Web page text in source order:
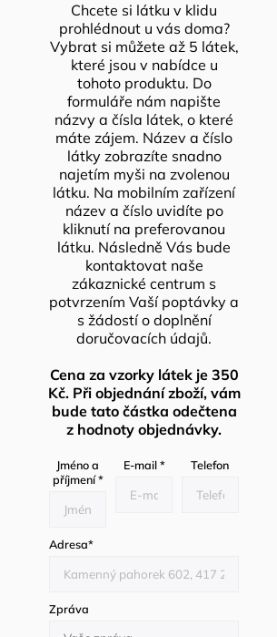
Chcete si látku v klidu
prohlédnout u vás doma?
Vybrat si můžete až 5 látek,
které jsou v nabídce u
tohoto produktu. Do
formuláře nám napište
názvy a čísla látek, o které
máte zájem. Název a číslo
látky zobrazíte snadno
najetím myši na zvolenou
látku. Na mobilním zařízení
název a číslo uvidíte po
kliknutí na preferovanou
látku. Následně Vás bude
kontaktovat naše
zákaznické centrum s
potvrzením Vaší poptávky a
s žádostí o doplnění
doručovacích údajů.
Cena za vzorky látek je 350
Kč. Při objednání zboží, vám
bude tato částka odečtena
z hodnoty objednávky.
Jméno a
příjmení*
E-mail* Telefon
Adresa*
Zpráva